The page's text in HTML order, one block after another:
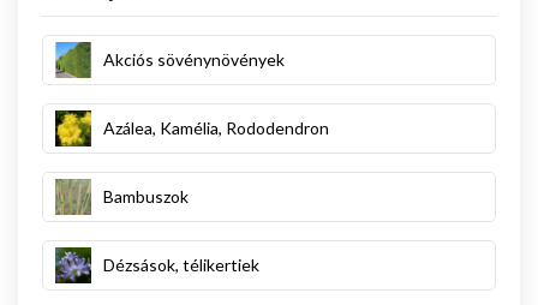
Akciós sövénynövények
Azálea, Kamélia, Rododendron
Bambuszok
Dézsások, télikertiek